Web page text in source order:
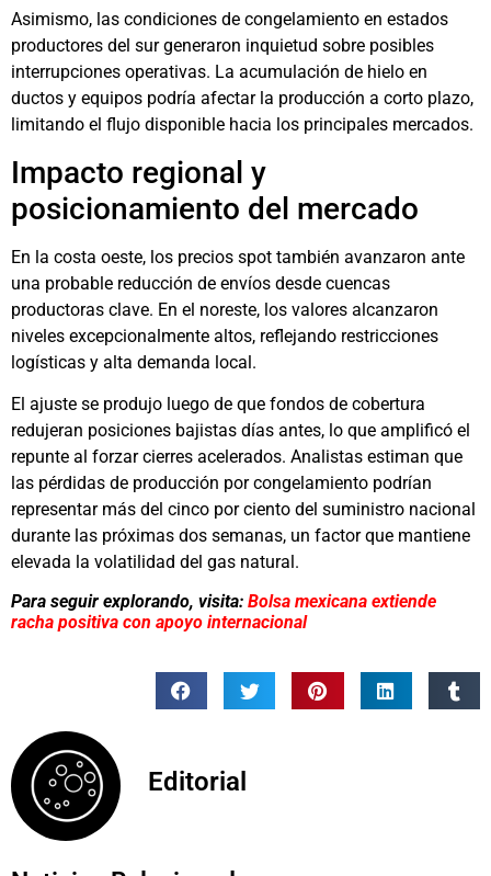
Asimismo, las condiciones de congelamiento en estados
productores del sur generaron inquietud sobre posibles
interrupciones operativas. La acumulación de hielo en
ductos y equipos podría afectar la producción a corto plazo,
limitando el flujo disponible hacia los principales mercados.
Impacto regional y
posicionamiento del mercado
En la costa oeste, los precios spot también avanzaron ante
una probable reducción de envíos desde cuencas
productoras clave. En el noreste, los valores alcanzaron
niveles excepcionalmente altos, reflejando restricciones
logísticas y alta demanda local.
El ajuste se produjo luego de que fondos de cobertura
redujeran posiciones bajistas días antes, lo que amplificó el
repunte al forzar cierres acelerados. Analistas estiman que
las pérdidas de producción por congelamiento podrían
representar más del cinco por ciento del suministro nacional
durante las próximas dos semanas, un factor que mantiene
elevada la volatilidad del gas natural.
Para seguir explorando, visita: Bolsa mexicana extiende
racha positiva con apoyo internacional
Editorial